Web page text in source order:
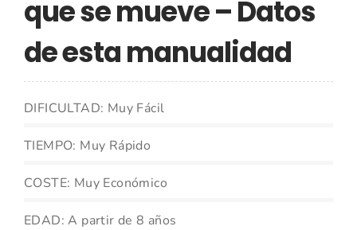
que se mueve – Datos
de esta manualidad
DIFICULTAD: Muy Fácil
TIEMPO: Muy Rápido
COSTE: Muy Económico
EDAD: A partir de 8 años